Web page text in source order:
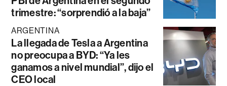
trimestre: “sorprendió a la baja”
ARGENTINA
La llegada de Tesla a Argentina
no preocupa a BYD: “Ya les
ganamos a nivel mundial”, dijo el
CEO local